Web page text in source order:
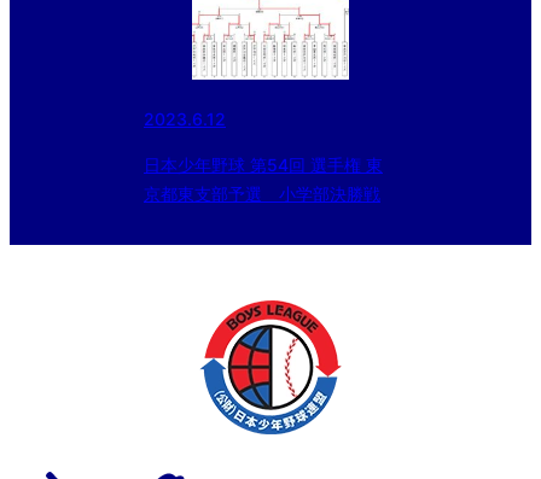
2023.6.12
日本少年野球 第54回 選手権 東
京都東支部予選 小学部決勝戦